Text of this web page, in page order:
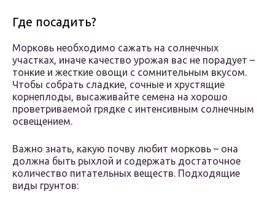
Где посадить?
Морковь необходимо сажать на солнечных
участках, иначе качество урожая вас не порадует –
тонкие и жесткие овощи с сомнительным вкусом.
Чтобы собрать сладкие, сочные и хрустящие
корнеплоды, высаживайте семена на хорошо
проветриваемой грядке с интенсивным солнечным
освещением.
Важно знать, какую почву любит морковь – она
должна быть рыхлой и содержать достаточное
количество питательных веществ. Подходящие
виды грунтов: